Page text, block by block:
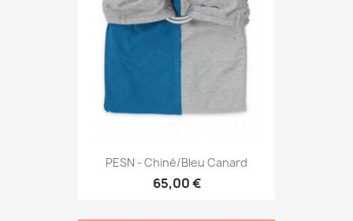
PESN - Chiné/bleu Canard
65,00 €